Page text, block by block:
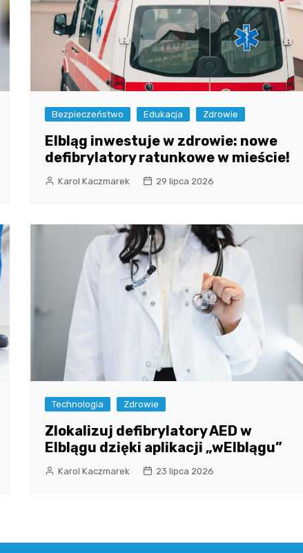
Bezpieczeństwo Edukacja Zdrowie
Elbląg inwestuje w zdrowie: nowe
defibrylatory ratunkowe w mieście!
Karol Kaczmarek 29 lipca 2026
Technologia Zdrowie
Zlokalizuj defibrylatory AED w
Elblągu dzięki aplikacji „wElblągu”
Karol Kaczmarek 23 lipca 2026